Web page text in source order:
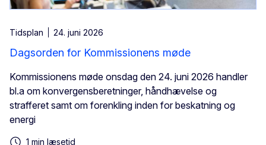
Tidsplan 24. juni 2026
Dagsorden for Kommissionens møde
Kommissionens møde onsdag den 24. juni 2026 handler
bl.a om konvergensberetninger, håndhævelse og
strafferet samt om forenkling inden for beskatning og
energi
1 min læsetid